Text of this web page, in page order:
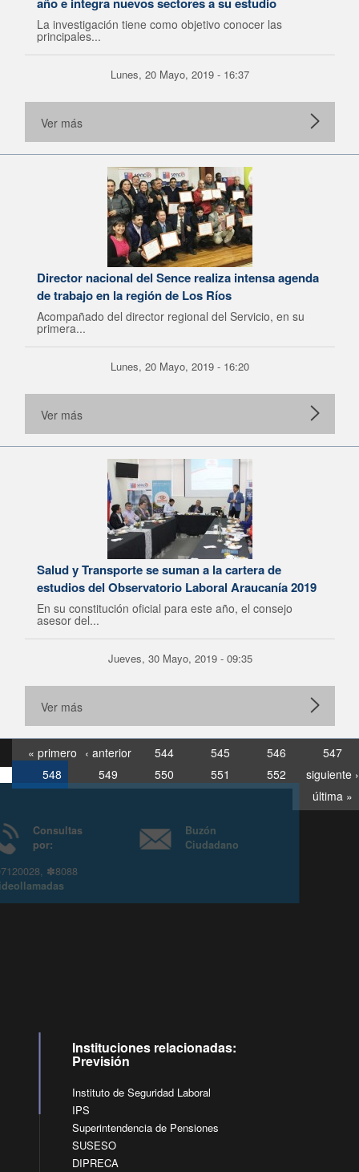
La investigación tiene como objetivo conocer las
principales...
Lunes, 20 Mayo, 2019 - 16:37
Ver más
Director nacional del Sence realiza intensa agenda
de trabajo en la región de Los Ríos
Acompañado del director regional del Servicio, en su
primera...
Lunes, 20 Mayo, 2019 - 16:20
Ver más
Salud y Transporte se suman a la cartera de
estudios del Observatorio Laboral Araucanía 2019
En su constitución oficial para este año, el consejo
asesor del...
Jueves, 30 Mayo, 2019 - 09:35
Ver más
« primero ‹ anterior 544 545 546
547
548
549 550 551 552
siguiente ›
última »
6007120028, ✽8088
yVideollamadas
Ciudadano
Instituciones relacionadas:
Previsión
Instituto de Seguridad Laboral
IPS
Superintendencia de Pensiones
SUSESO
DIPRECA